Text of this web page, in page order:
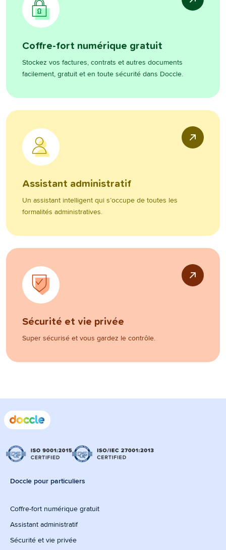
Coffre-fort numérique gratuit
Stockez vos factures, contrats et autres documents
facilement, gratuit et en toute sécurité dans Doccle.
Assistant administratif
Un assistant intelligent qui s’occupe de toutes les
formalités administratives.
Sécurité et vie privée
Super sécurisé et vous gardez le contrôle.
Doccle pour particuliers
Coffre-fort numérique gratuit
Assistant administratif
Sécurité et vie privée